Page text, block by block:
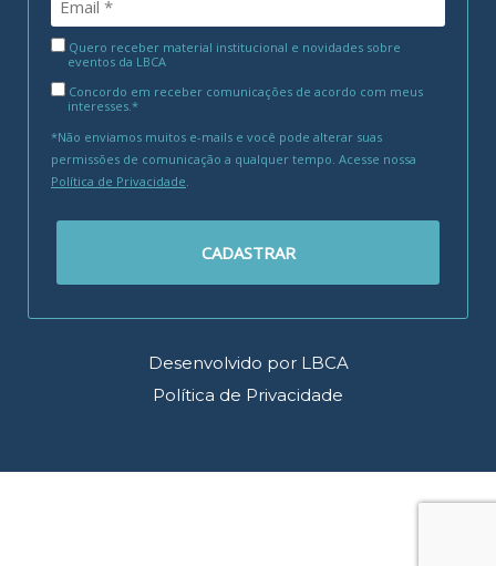
Quero receber material institucional e novidades sobre
eventos da LBCA
Concordo em receber comunicações de acordo com meus
interesses.*
*Não enviamos muitos e-mails e você pode alterar suas
permissões de comunicação a qualquer tempo. Acesse nossa
Política de Privacidade.
CADASTRAR
Desenvolvido por LBCA
Política de Privacidade